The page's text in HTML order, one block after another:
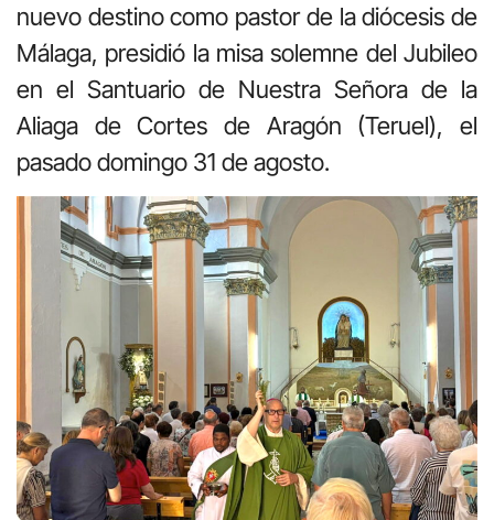
nuevo destino como pastor de la diócesis de
Málaga, presidió la misa solemne del Jubileo
en el Santuario de Nuestra Señora de la
Aliaga de Cortes de Aragón (Teruel), el
pasado domingo 31 de agosto.